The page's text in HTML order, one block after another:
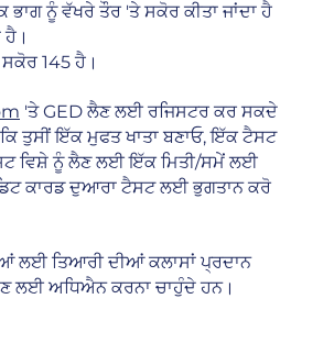
ਨੂੰ ਵੱਖਰੇ ਤੌਰ 'ਤੇ ਸਕੋਰ ਕੀਤਾ ਜਾਂਦਾ ਹੈ
145 ਹੈ।
'ਤੇ GED ਲੈਣ ਲਈ ਰਜਿਸਟਰ ਕਰ ਸਕਦੇ
ਤੁਸੀਂ ਇੱਕ ਮੁਫਤ ਖਾਤਾ ਬਣਾਓ, ਇੱਕ ਟੈਸਟ
ਵਿਸ਼ੇ ਨੂੰ ਲੈਣ ਲਈ ਇੱਕ ਮਿਤੀ/ਸਮੇਂ ਲਈ
ਕਾਰਡ ਦੁਆਰਾ ਟੈਸਟ ਲਈ ਭੁਗਤਾਨ ਕਰੋ
ਲਈ ਤਿਆਰੀ ਦੀਆਂ ਕਲਾਸਾਂ ਪ੍ਰਦਾਨ
ਲਈ ਅਧਿਐਨ ਕਰਨਾ ਚਾਹੁੰਦੇ ਹਨ।